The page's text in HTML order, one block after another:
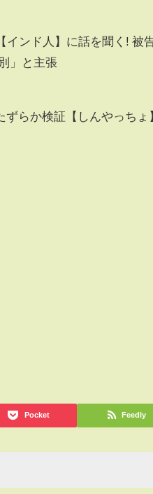
インド人】に話を聞く! 被
」と主張
らか検証【しんやっちょ
Pocket Feedly